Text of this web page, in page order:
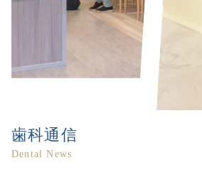
歯科通信
Dental News